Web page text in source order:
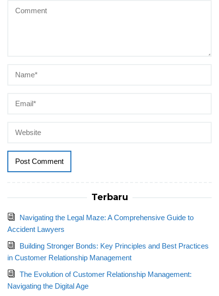
Terbaru
Navigating the Legal Maze: A Comprehensive Guide to
Accident Lawyers
Building Stronger Bonds: Key Principles and Best Practices
in Customer Relationship Management
The Evolution of Customer Relationship Management:
Navigating the Digital Age